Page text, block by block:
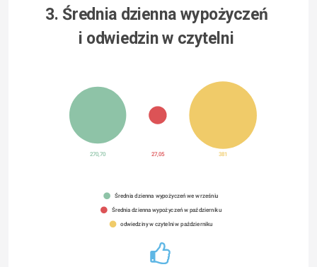
3. Średnia dzienna wypożyczeń
i odwiedzin w czytelni
270,70 27,05 381
Średnia dzienna wypożyczeń we wrześniu
Średnia dzienna wypożyczeń w październiku
odwiedziny w czytelni w październiku